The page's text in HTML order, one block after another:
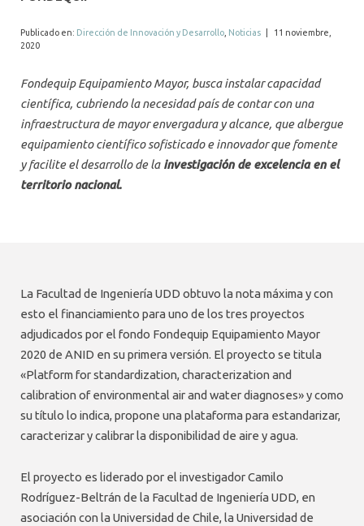
MEDIOS
Publicado en: Dirección de Innovación y Desarrollo Noticias
11 noviembre,
2020
Fondequip Equipamiento Mayor, busca instalar capacidad
científica, cubriendo la necesidad país de contar con una
infraestructura de mayor envergadura y alcance, que albergue
equipamiento científico sofisticado e innovador que fomente
y facilite el desarrollo de lainvestigación de excelencia en el
territorio nacional.
La Facultad de Ingeniería UDD obtuvo la nota máxima y con
esto el financiamiento para uno de los tres proyectos
adjudicados por el fondo Fondequip Equipamiento Mayor
2020 de ANID en su primera versión. El proyecto se titula
«Platform for standardization, characterization and
calibration of environmental air and water diagnoses» y como
su título lo indica, propone una plataforma para estandarizar,
caracterizar y calibrar la disponibilidad de aire y agua.
El proyecto es liderado por el investigador Camilo
Rodríguez-Beltrán de la Facultad de Ingeniería UDD, en
asociación con la Universidad de Chile, la Universidad de